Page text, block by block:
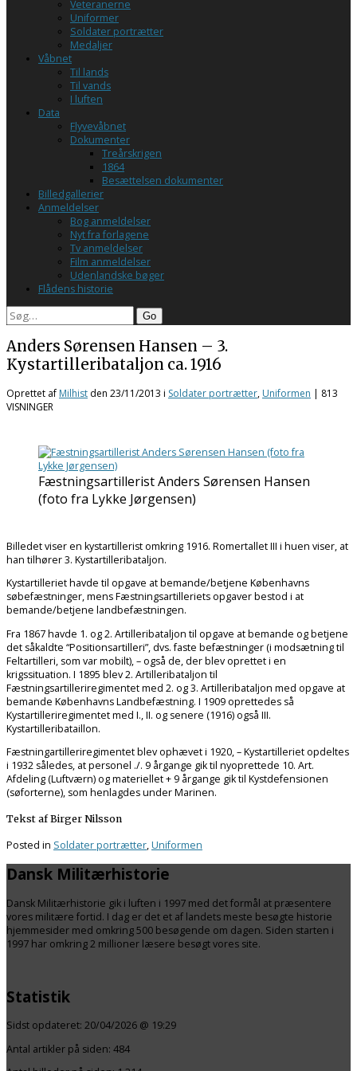
Veteranerne
Uniformer
Soldater portrætter
Medaljer
Våbnet
Til lands
Til vands
I luften
Data
Flyvevåbnet
Dokumenter
Treårskrigen
1864
Besættelsen dokumenter
Billedgallerier
Anmeldelser
Bog anmeldelser
Nyt fra forlagene
Tv anmeldelser
Film anmeldelser
Udenlandske bøger
Flådens historie
Search
Anders Sørensen Hansen – 3.
Kystartilleribataljon ca. 1916
Oprettet af Milhist den 23/11/2013 i Soldater portrætter, Uniformen | 813
VISNINGER
Fæstningsartillerist Anders Sørensen Hansen
(foto fra Lykke Jørgensen)
Billedet viser en kystartillerist omkring 1916. Romertallet III i huen viser, at
han tilhører 3. Kystartilleribataljon.
Kystartilleriet havde til opgave at bemande/betjene Københavns
søbefæstninger, mens Fæstningsartilleriets opgaver bestod i at
bemande/betjene landbefæstningen.
Fra 1867 havde 1. og 2. Artilleribataljon til opgave at bemande og betjene
det såkaldte “Positionsartilleri”, dvs. faste befæstninger (i modsætning til
Feltartilleri, som var mobilt), – også de, der blev oprettet i en
krigssituation. I 1895 blev 2. Artilleribataljon til
Fæstningsartilleriregimentet med 2. og 3. Artilleribataljon med opgave at
bemande Københavns Landbefæstning. I 1909 oprettedes så
Kystartilleriregimentet med I., II. og senere (1916) også III.
Kystartilleribataillon.
Fæstningartilleriregimentet blev ophævet i 1920, – Kystartilleriet opdeltes
i 1932 således, at personel ./. 9 årgange gik til nyoprettede 10. Art.
Afdeling (Luftværn) og materiellet + 9 årgange gik til Kystdefensionen
(søforterne), som henlagdes under Marinen.
Tekst af Birger Nilsson
Posted in Soldater portrætter,Uniformen
Dansk Militærhistorie
Dansk Militærhistorie gik i luften i 1997 med det formål at præsentere
vores militære fortid. I dag er det et af landets meste besøgte historie
hjemmesider med omkring 500 besøgende om dagen. Siden starten i
1997 har omkring 2 millioner læsere besøgt vores site.
Statistik
Sidst opdateret: 20/04/2026 @ 19:29
Antal artikler på siden: 484